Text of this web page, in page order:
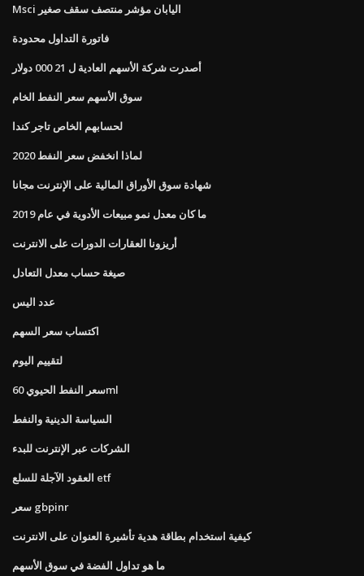
Msci اليابان مؤشر منتصف سقف صغير
فاتورة التداول محدودة
أصدرت شركة الأسهم العادية ل 21 000 دولار
سوق الأسهم سعر النفط الخام
لحسابهم الخاص تاجر كندا
لماذا انخفض سعر النفط 2020
شهادة سوق الأوراق المالية على الإنترنت مجانا
ما كان معدل نمو مبيعات الأدوية في عام 2019
أريزونا العقارات الدورات على الانترنت
صيغة حساب معدل التعادل
عدد اليس
اكتساب سعر السهم
لتقييم اليوم
سعر النفط الحيوي 60ml
السياسة الدينية والنفط
الشركات عبر الإنترنت للبدء
العقود الآجلة للسلع etf
سعر gbpinr
كيفية استخدام بطاقة هدية تأشيرة العنوان على الانترنت
ما هو تداول الفضة في سوق الأسهم